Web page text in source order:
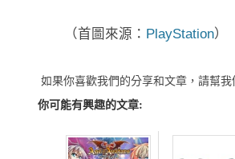
（首圖來源： PlayStation）
如果你喜歡我們的分享和文章，請幫我
你可能有興趣的文章: